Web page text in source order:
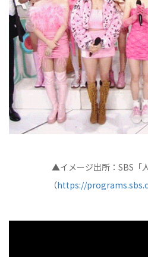
▲イメージ出所：SBS「
（https://